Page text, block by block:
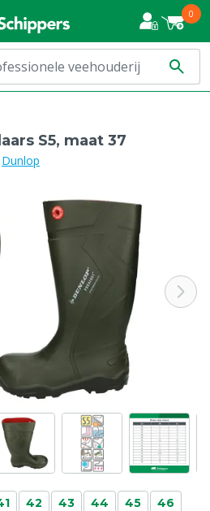
0
S5, maat 37
Dunlop
42 43 44 45
46